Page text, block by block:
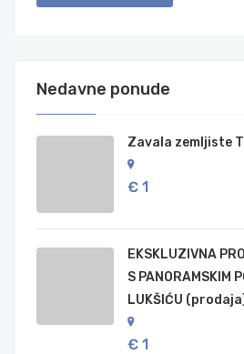
Nedavne ponude
Zavala zemljiste
€ 1
EKSKLUZIVNA
S PANORAMSKIM
LUKŠIĆU
€ 1